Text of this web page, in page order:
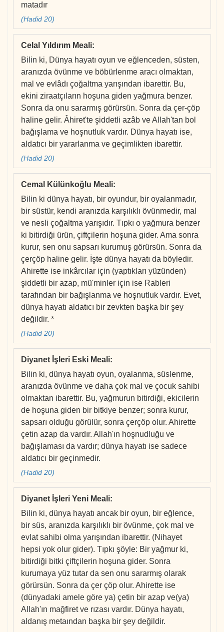
matadır
(Hadid 20)
Celal Yıldırım Meali:
Bilin ki, Dünya hayatı oyun ve eğlenceden, süsten,
aranızda övünme ve böbürlenme aracı olmaktan,
mal ve evlâdı çoğaltma yarışından ibarettir. Bu,
ekini ziraatçıların hoşuna giden yağmura benzer.
Sonra da onu sararmış görürsün. Sonra da çer-çöp
haline gelir. Âhiret'te şiddetli azâb ve Allah'tan bol
bağışlama ve hoşnutluk vardır. Dünya hayatı ise,
aldatıcı bir yararlanma ve geçimlikten ibarettir.
(Hadid 20)
Cemal Külünkoğlu Meali:
Bilin ki dünya hayatı, bir oyundur, bir oyalanmadır,
bir süstür, kendi aranızda karşılıklı övünmedir, mal
ve nesli çoğaltma yarışıdır. Tıpkı o yağmura benzer
ki bitirdiği ürün, çiftçilerin hoşuna gider. Ama sonra
kurur, sen onu sapsarı kurumuş görürsün. Sonra da
çerçöp haline gelir. İşte dünya hayatı da böyledir.
Ahirette ise inkârcılar için (yaptıkları yüzünden)
şiddetli bir azap, mü'minler için ise Rableri
tarafından bir bağışlanma ve hoşnutluk vardır. Evet,
dünya hayatı aldatıcı bir zevkten başka bir şey
değildir. *
(Hadid 20)
Diyanet İşleri Eski Meali:
Bilin ki, dünya hayatı oyun, oyalanma, süslenme,
aranızda övünme ve daha çok mal ve çocuk sahibi
olmaktan ibarettir. Bu, yağmurun bitirdiği, ekicilerin
de hoşuna giden bir bitkiye benzer; sonra kurur,
sapsarı olduğu görülür, sonra çerçöp olur. Ahirette
çetin azap da vardır. Allah'ın hoşnudluğu ve
bağışlaması da vardır; dünya hayatı ise sadece
aldatıcı bir geçinmedir.
(Hadid 20)
Diyanet İşleri Yeni Meali:
Bilin ki, dünya hayatı ancak bir oyun, bir eğlence,
bir süs, aranızda karşılıklı bir övünme, çok mal ve
evlat sahibi olma yarışından ibarettir. (Nihayet
hepsi yok olur gider). Tıpkı şöyle: Bir yağmur ki,
bitirdiği bitki çiftçilerin hoşuna gider. Sonra
kurumaya yüz tutar da sen onu sararmış olarak
görürsün. Sonra da çer çöp olur. Ahirette ise
(dünyadaki amele göre ya) çetin bir azap ve(ya)
Allah'ın mağfiret ve rızası vardır. Dünya hayatı,
aldanış metaından başka bir şey değildir.